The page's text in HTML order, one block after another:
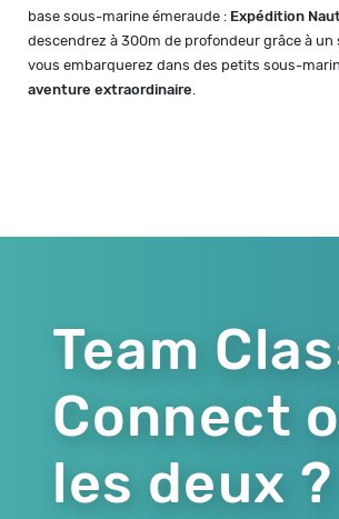
base sous-marine émeraude : Expédition
descendrez à 300m de profondeur grâce à
vous embarquerez dans des petits sous-
aventure extraordinaire.
Team
Connect
les deux ?